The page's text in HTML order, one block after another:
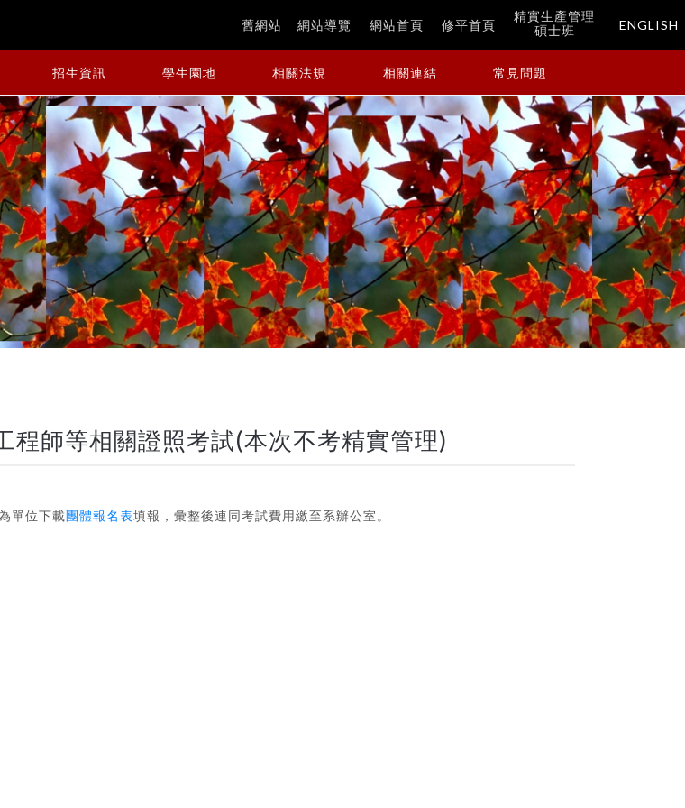
舊網站 網站導覽 網站首頁 修平首頁
精實生產管理
碩士班
ENGLISH
招生資訊 學生園地 相關法規 相關連結 常見問題
師等相關證照考試(本次不考精實管理)
單位下載團體報名表填報，彙整後連同考試費用繳至系辦公室。